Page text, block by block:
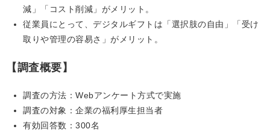
減」「コスト削減」がメリット。
従業員にとって、デジタルギフトは「選択肢の自由」「受け
取りや管理の容易さ」がメリット。
【調査概要】
調査の方法：Webアンケート方式で実施
調査の対象：企業の福利厚生担当者
有効回答数：300名